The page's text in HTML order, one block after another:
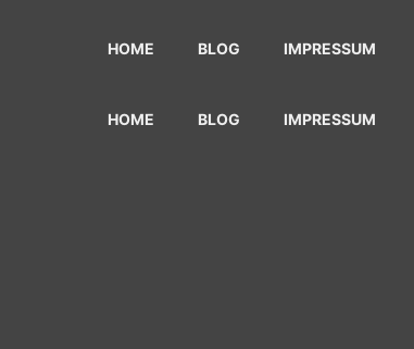
HOME BLOG IMPRESSUM
HOME BLOG IMPRESSUM